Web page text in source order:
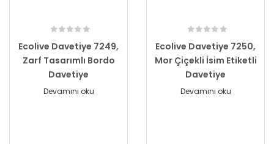
Ecolive Davetiye 7249,
Zarf Tasarımlı Bordo
Davetiye
Devamını oku
Ecolive Davetiye 7250,
Mor Çiçekli İsim Etiketli
Davetiye
Devamını oku